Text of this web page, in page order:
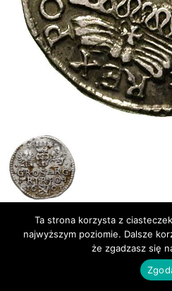
Publikacje
© Newsmag WordPress
Ta strona korzysta z
najwyższym poziomie. Dalsze
że zgadzasz się